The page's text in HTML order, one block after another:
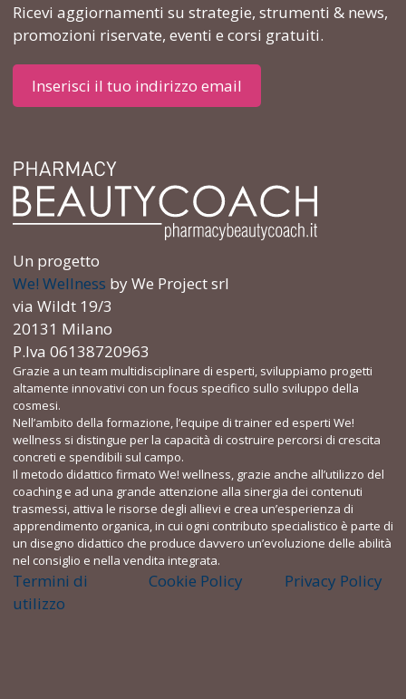
Un progetto
We! Wellness by We Project srl
via Wildt 19/3
20131 Milano
P.Iva 06138720963
Grazie a un team multidisciplinare di esperti, sviluppiamo progetti
altamente innovativi con un focus specifico sullo sviluppo della
cosmesi.
Nell’ambito della formazione, l’equipe di trainer ed esperti We!
wellness si distingue per la capacità di costruire percorsi di crescita
concreti e spendibili sul campo.
Il metodo didattico firmato We! wellness, grazie anche all’utilizzo del
coaching e ad una grande attenzione alla sinergia dei contenuti
trasmessi, attiva le risorse degli allievi e crea un’esperienza di
apprendimento organica, in cui ogni contributo specialistico è parte di
un disegno didattico che produce davvero un’evoluzione delle abilità
nel consiglio e nella vendita integrata.
Termini di
utilizzo
Cookie Policy Privacy Policy
Ricevi aggiornamenti su strategie, strumenti & news,
promozioni riservate, eventi e corsi gratuiti.
Inserisci il tuo indirizzo email